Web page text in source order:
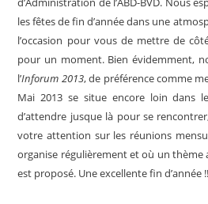
les fêtes de fin d’année dans une
l’occasion pour vous de mettre de
pour un moment. Bien évidemment,
l’Inforum 2013, de préférence comme
Mai 2013 se situe encore loin dans
d’attendre jusque là pour se
votre attention sur les réunions
organise régulièrement et où un thème
est proposé. Une excellente fin d’année